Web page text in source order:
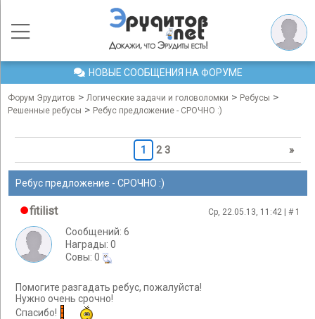
НОВЫЕ СООБЩЕНИЯ НА ФОРУМЕ
Форум Эрудитов > Логические задачи и головоломки > Ребусы >
Решенные ребусы > Ребус предложение - СРОЧНО :)
1 2 3 »
Ребус предложение - СРОЧНО :)
fitilist Ср, 22.05.13, 11:42 | # 1
Сообщений: 6
Награды: 0
Cовы: 0
Помогите разгадать ребус, пожалуйста!
Нужно очень срочно!
Спасибо!